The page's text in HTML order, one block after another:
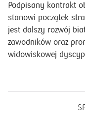
Podpisany kontrakt
stanowi początek
jest dalszy rozwój
zawodników oraz
widowiskowej